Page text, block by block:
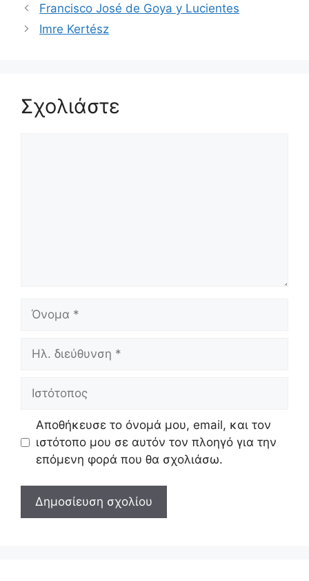
Francisco José de Goya y Lucientes
Imre Kertész
Σχολιάστε
διεύθυνση
Αποθήκευσε το όνομά μου, email, και τον
ιστότοπο μου σε αυτόν τον πλοηγό για την
επόμενη φορά που θα σχολιάσω.